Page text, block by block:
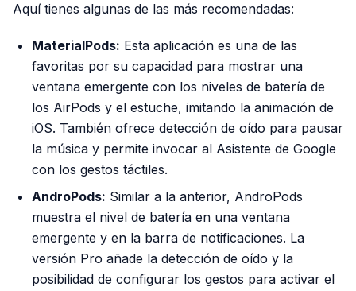
Aquí tienes algunas de las más recomendadas:
MaterialPods: Esta aplicación es una de las
favoritas por su capacidad para mostrar una
ventana emergente con los niveles de batería de
los AirPods y el estuche, imitando la animación de
iOS. También ofrece detección de oído para pausar
la música y permite invocar al Asistente de Google
con los gestos táctiles.
AndroPods: Similar a la anterior, AndroPods
muestra el nivel de batería en una ventana
emergente y en la barra de notificaciones. La
versión Pro añade la detección de oído y la
posibilidad de configurar los gestos para activar el